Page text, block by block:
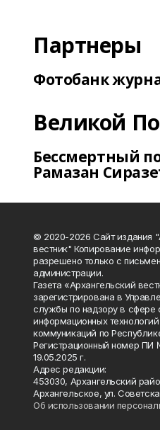
Партнеры
Фотобанк
Великой
Бессмертный
Рамазан
© 2020-2026 Сайт издания
вестник" Копирование
разрешено только с
администрации.
Газета «Архангельский
зарегистрирована в
службы по надзору в сфере
информационных
коммуникаций по
Регистрационный номер ПИ
19.05.2025 г.
Адрес редакции:
453030, Архангельский
Архангельское, ул.
Об использовании